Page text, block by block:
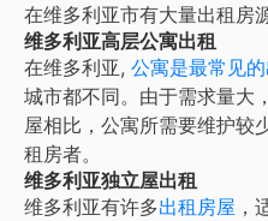
在维多利亚市有大量出租房源
维多利亚高层公寓出租
在维多利亚, 公寓是最常见
城市都不同。由于需求量大
屋相比，公寓所需要维护较
租房者。
维多利亚独立屋出租
维多利亚有许多出租房屋 ，